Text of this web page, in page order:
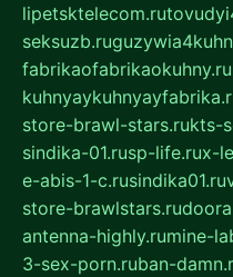
lipetsktelecom.ru
seksuzb.ru
fabrikaofabrikaokuhny.ru
store-brawl-stars.rukts-
sindika-01.rusp-life.rux-
e-abis-1-c.rusindika01.ru
store-brawlstars.ru
antenna-highly.rumine-
3-sex-porn.ruban-